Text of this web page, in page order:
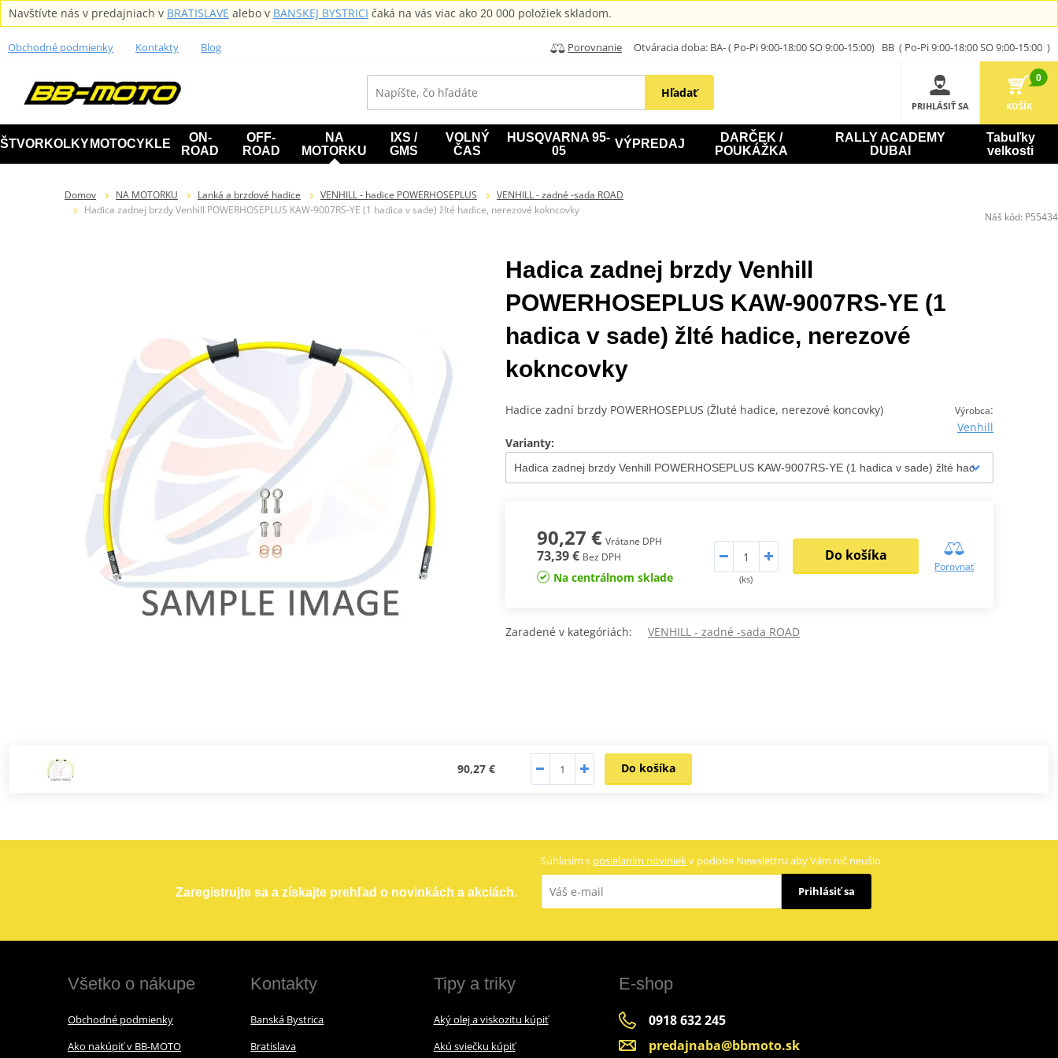
Navštívte nás v predajniach v BRATISLAVE alebo v BANSKEJ BYSTRICI čaká na vás viac ako 20 000 položiek skladom.
Obchodné podmienky Kontakty Blog Porovnanie Otváracia doba: BA- ( Po-Pi 9:00-18:00 SO 9:00-15:00) BB ( Po-Pi 9:00-18:00 SO 9:00-15:00 )
Hľadať
PRIHLÁSIŤ SA
0
KOŠÍK
ŠTVORKOLKY MOTOCYKLE
ON-
ROAD
OFF-
ROAD
NA
MOTORKU
IXS /
GMS
VOLNÝ
ČAS
HUSQVARNA 95-
05
VÝPREDAJ
DARČEK /
POUKÁŽKA
RALLY ACADEMY
DUBAI
Tabuľky
velkosti
Domov NA MOTORKU Lanká a brzdové hadice VENHILL - hadice POWERHOSEPLUS
VENHILL - zadné -sada ROAD
Hadica zadnej brzdy Venhill POWERHOSEPLUS KAW-9007RS-YE (1 hadica v sade) žlté hadice, nerezové kokncovky
Hadica zadnej brzdy Venhill
POWERHOSEPLUS KAW-9007RS-YE (1
hadica v sade) žlté hadice, nerezové
kokncovky
Výrobca:
Venhill
Hadice zadní brzdy POWERHOSEPLUS (Žluté hadice, nerezové koncovky)
Varianty:
90,27 € Vrátane DPH
73,39 € Bez DPH
Na centrálnom sklade (ks)
Do košíka
Porovnať
Zaradené v kategóriách: VENHILL - zadné -sada ROAD
90,27 € Do košíka
Náš kód: P55434
Zaregistrujte sa a získajte prehľad o novinkách a akciách.
Súhlasím s posielaním noviniekv podobe Newslettru aby Vám nič neušlo
Prihlásiť sa
Všetko o nákupe
Obchodné podmienky
Ako nakúpiť v BB-MOTO
Kontakty
Banská Bystrica
Bratislava
Tipy a triky
Aký olej a viskozitu kúpiť
Akú sviečku kúpiť
E-shop
0918 632 245
predajnaba@bbmoto.sk